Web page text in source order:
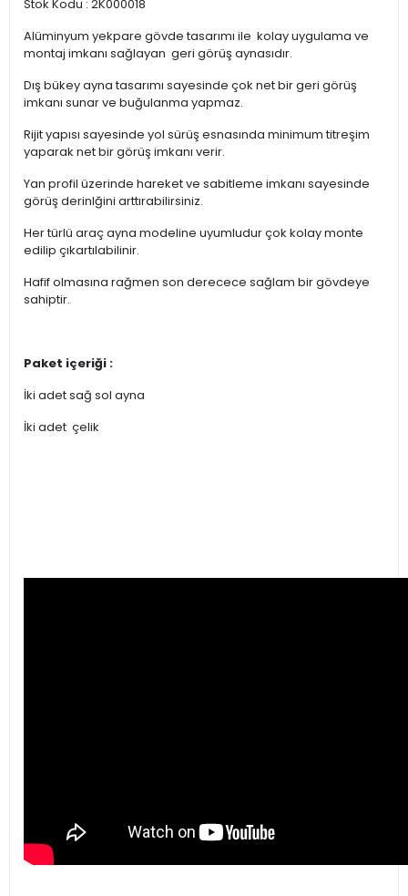
Stok Kodu : 2K000018
Alüminyum yekpare gövde tasarımı ile kolay uygulama ve
montaj imkanı sağlayan geri görüş aynasıdır.
Dış bükey ayna tasarımı sayesinde çok net bir geri görüş
imkanı sunar ve buğulanma yapmaz.
Rijit yapısı sayesinde yol sürüş esnasında minimum titreşim
yaparak net bir görüş imkanı verir.
Yan profil üzerinde hareket ve sabitleme imkanı sayesinde
görüş derinlğini arttırabilirsiniz.
Her türlü araç ayna modeline uyumludur çok kolay monte
edilip çıkartılabilinir.
Hafif olmasına rağmen son derecece sağlam bir gövdeye
sahiptir.
Paket içeriği :
İki adet sağ sol ayna
İki adet çelik